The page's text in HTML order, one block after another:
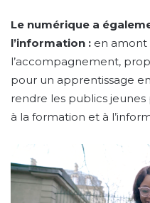
Le numérique a
l’information : en
l’accompagnement,
pour un apprentissage
rendre les publics jeunes
à la formation et à